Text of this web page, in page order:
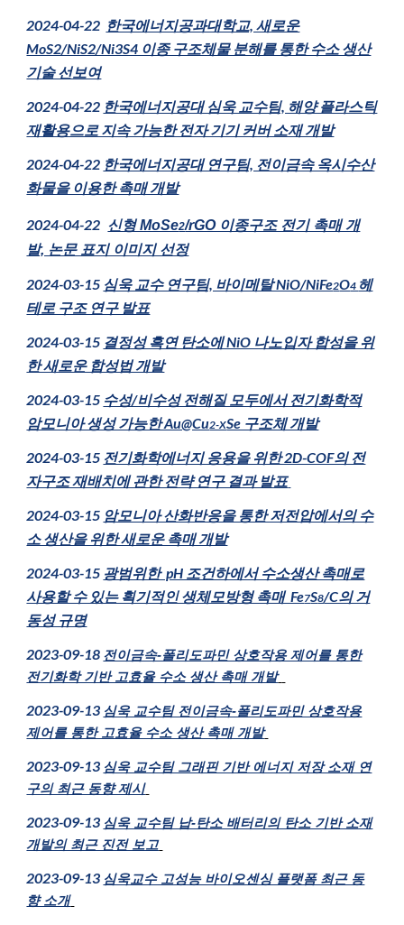
2024-04-22 한국에너지공과대학교, 새로운
MoS2/NiS2/Ni3S4 이종 구조체물 분해를 통한 수소 생산
기술 선보여
2024-04-22 한국에너지공대 심욱 교수팀, 해양 플라스틱
재활용으로 지속 가능한 전자 기기 커버 소재 개발
2024-04-22 한국에너지공대 연구팀, 전이금속 옥시수산
화물을 이용한 촉매 개발
2024-04-22 신형 MoSe2/rGO 이종구조 전기 촉매 개
발, 논문 표지 이미지 선정
2024-03-15 심욱 교수 연구팀, 바이메탈 NiO/NiFe2O4 헤
테로 구조 연구 발표
2024-03-15 결정성 흑연 탄소에 NiO 나노입자 합성을 위
한 새로운 합성법 개발
2024-03-15 수성/비수성 전해질 모두에서 전기화학적
암모니아 생성 가능한 Au@Cu2-XSe 구조체 개발
2024-03-15 전기화학에너지 응용을 위한 2D-COF의 전
자구조 재배치에 관한 전략 연구 결과 발표
2024-03-15 암모니아 산화반응을 통한 저전압에서의 수
소 생산을 위한 새로운 촉매 개발
2024-03-15 광범위한 pH 조건하에서 수소생산 촉매로
사용할 수 있는 획기적인 생체모방형 촉매 Fe7S8/C의 거
동성 규명
2023-09-18 전이금속-폴리도파민 상호작용 제어를 통한
전기화학 기반 고효율 수소 생산 촉매 개발
2023-09-13 심욱 교수팀 전이금속-폴리도파민 상호작용
제어를 통한 고효율 수소 생산 촉매 개발
2023-09-13 심욱 교수팀 그래핀 기반 에너지 저장 소재 연
구의 최근 동향 제시
2023-09-13 심욱 교수팀 납-탄소 배터리의 탄소 기반 소재
개발의 최근 진전 보고
2023-09-13 심욱교수 고성능 바이오센싱 플랫폼 최근 동
향 소개